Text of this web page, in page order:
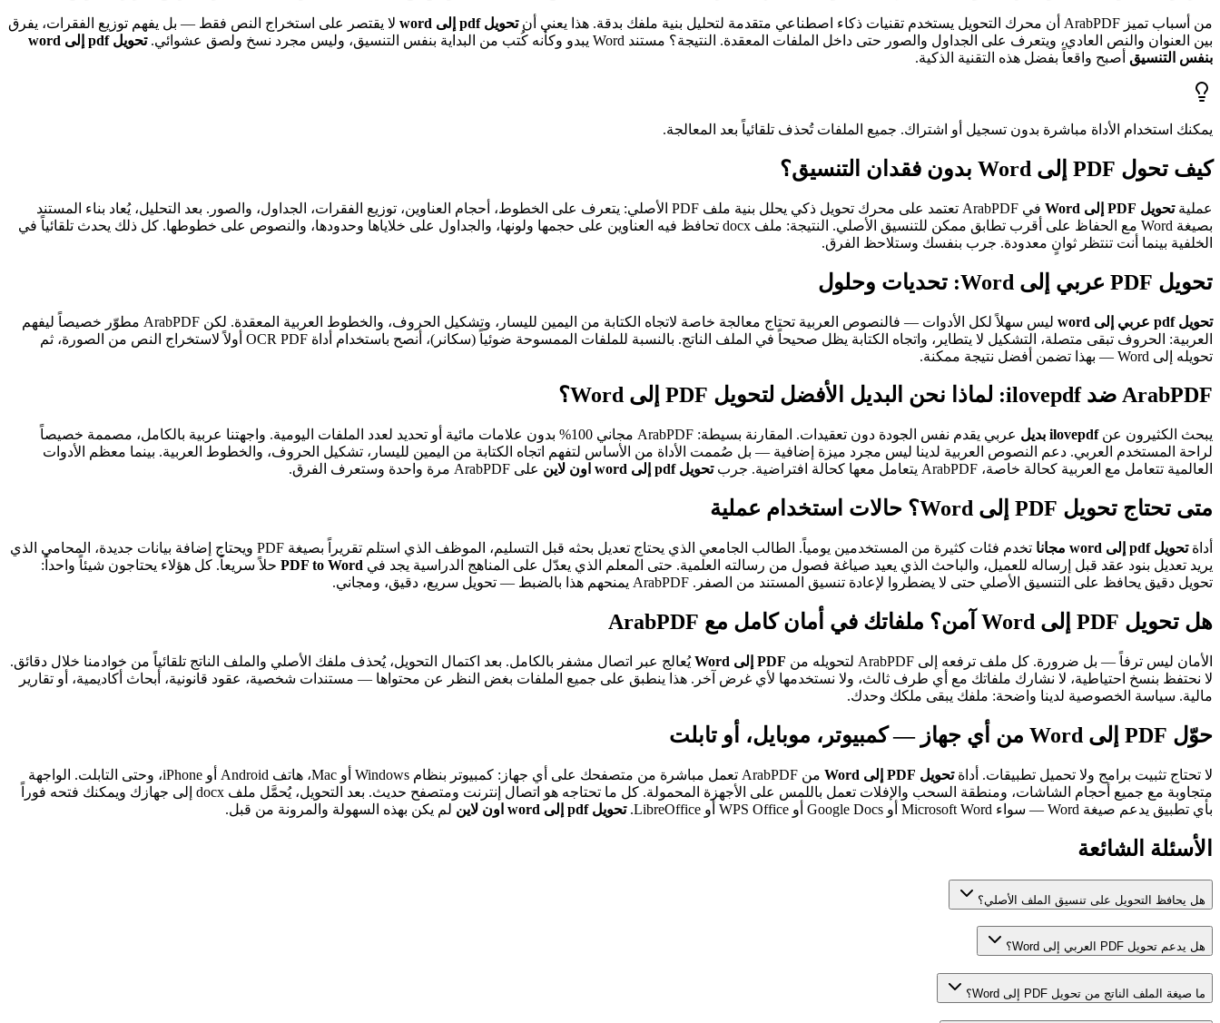
من أسباب تميز ArabPDF أن محرك التحويل يستخدم تقنيات ذكاء اصطناعي متقدمة لتحليل بنية ملفك بدقة. هذا يعني أن تحويل pdf إلى word
لا يقتصر على استخراج النص فقط — بل يفهم توزيع الفقرات، يفرق
بين العنوان والنص العادي، ويتعرف على الجداول والصور حتى داخل الملفات المعقدة. النتيجة؟ مستند Word يبدو وكأنه كُتب من البداية بنفس التنسيق، وليس مجرد نسخ ولصق عشوائي.
تحويل pdf إلى word
بنفس التنسيق أصبح واقعاً بفضل هذه التقنية الذكية.
يمكنك استخدام الأداة مباشرة بدون تسجيل أو اشتراك. جميع الملفات تُحذف تلقائياً بعد المعالجة.
كيف تحول PDF إلى Word بدون فقدان التنسيق؟
عمليةتحويل PDF إلى Word
في ArabPDF تعتمد على محرك تحويل ذكي يحلل بنية ملف PDF الأصلي: يتعرف على الخطوط، أحجام العناوين، توزيع الفقرات، الجداول، والصور. بعد التحليل، يُعاد بناء المستند
بصيغة Word مع الحفاظ على أقرب تطابق ممكن للتنسيق الأصلي. النتيجة: ملف docx تحافظ فيه العناوين على حجمها ولونها، والجداول على خلاياها وحدودها، والنصوص على خطوطها. كل ذلك يحدث تلقائياً في
الخلفية بينما أنت تنتظر ثوانٍ معدودة. جرب بنفسك وستلاحظ الفرق.
تحويل PDF عربي إلى Word: تحديات وحلول
تحويل pdf عربي إلى word
ليس سهلاً لكل الأدوات — فالنصوص العربية تحتاج معالجة خاصة لاتجاه الكتابة من اليمين لليسار، وتشكيل الحروف، والخطوط العربية المعقدة. لكن ArabPDF مطوّر خصيصاً ليفهم
العربية: الحروف تبقى متصلة، التشكيل لا يتطاير، واتجاه الكتابة يظل صحيحاً في الملف الناتج. بالنسبة للملفات الممسوحة ضوئياً (سكانر)، أنصح باستخدام أداة OCR PDF أولاً لاستخراج النص من الصورة، ثم
تحويله إلى Word — بهذا تضمن أفضل نتيجة ممكنة.
ArabPDF ضد ilovepdf: لماذا نحن البديل الأفضل لتحويل PDF إلى Word؟
يبحث الكثيرون عنilovepdf بديل
عربي يقدم نفس الجودة دون تعقيدات. المقارنة بسيطة: ArabPDF مجاني 100% بدون علامات مائية أو تحديد لعدد الملفات اليومية. واجهتنا عربية بالكامل، مصممة خصيصاً
لراحة المستخدم العربي. دعم النصوص العربية لدينا ليس مجرد ميزة إضافية — بل صُممت الأداة من الأساس لتفهم اتجاه الكتابة من اليمين لليسار، تشكيل الحروف، والخطوط العربية. بينما معظم الأدوات
العالمية تتعامل مع العربية كحالة خاصة، ArabPDF يتعامل معها كحالة افتراضية. جرب
تحويل pdf إلى word اون لاين على ArabPDF مرة واحدة وستعرف الفرق.
متى تحتاج تحويل PDF إلى Word؟ حالات استخدام عملية
أداةتحويل pdf إلى word مجانا
تخدم فئات كثيرة من المستخدمين يومياً. الطالب الجامعي الذي يحتاج تعديل بحثه قبل التسليم، الموظف الذي استلم تقريراً بصيغة PDF ويحتاج إضافة بيانات جديدة، المحامي الذي
يريد تعديل بنود عقد قبل إرساله للعميل، والباحث الذي يعيد صياغة فصول من رسالته العلمية. حتى المعلم الذي يعدّل على المناهج الدراسية يجد في PDF to Word حلاً سريعاً. كل هؤلاء يحتاجون شيئاً واحداً:
تحويل دقيق يحافظ على التنسيق الأصلي حتى لا يضطروا لإعادة تنسيق المستند من الصفر. ArabPDF يمنحهم هذا بالضبط — تحويل سريع، دقيق، ومجاني.
هل تحويل PDF إلى Word آمن؟ ملفاتك في أمان كامل مع ArabPDF
الأمان ليس ترفاً — بل ضرورة. كل ملف ترفعه إلى ArabPDF لتحويله من PDF إلى Word
يُعالج عبر اتصال مشفر بالكامل. بعد اكتمال التحويل، يُحذف ملفك الأصلي والملف الناتج تلقائياً من خوادمنا خلال دقائق.
لا نحتفظ بنسخ احتياطية، لا نشارك ملفاتك مع أي طرف ثالث، ولا نستخدمها لأي غرض آخر. هذا ينطبق على جميع الملفات بغض النظر عن محتواها — مستندات شخصية، عقود قانونية، أبحاث أكاديمية، أو تقارير
مالية. سياسة الخصوصية لدينا واضحة: ملفك يبقى ملكك وحدك.
حوّل PDF إلى Word من أي جهاز — كمبيوتر، موبايل، أو تابلت
لا تحتاج تثبيت برامج ولا تحميل تطبيقات. أداةتحويل PDF إلى Word
من ArabPDF تعمل مباشرة من متصفحك على أي جهاز: كمبيوتر بنظام Windows أو Mac، هاتف Android أو iPhone، وحتى التابلت. الواجهة
متجاوبة مع جميع أحجام الشاشات، ومنطقة السحب والإفلات تعمل باللمس على الأجهزة المحمولة. كل ما تحتاجه هو اتصال إنترنت ومتصفح حديث. بعد التحويل، يُحمَّل ملف docx إلى جهازك ويمكنك فتحه فوراً
بأي تطبيق يدعم صيغة Word — سواء Microsoft Word أو Google Docs أو WPS Office أو LibreOffice.
تحويل pdf إلى word اون لاين لم يكن بهذه السهولة والمرونة من قبل.
الأسئلة الشائعة
هل يحافظ التحويل على تنسيق الملف الأصلي؟
هل يدعم تحويل PDF العربي إلى Word؟
ما صيغة الملف الناتج من تحويل PDF إلى Word؟